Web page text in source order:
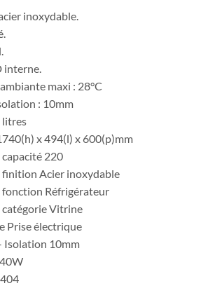
inoxydable.
interne.
maxi : 28°C
: 10mm
litres
x 494(l) x 600(p)mm
220
Acier inoxydable
Réfrigérateur
Vitrine
Prise électrique
Isolation 10mm